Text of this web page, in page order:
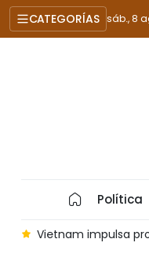
CATEGORÍAS sáb., 8
Política
Vietnam impulsa